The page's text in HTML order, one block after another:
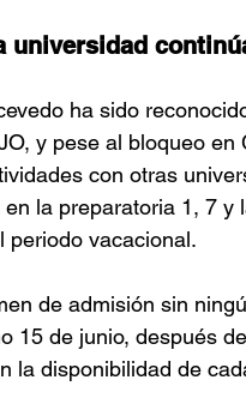
universidad
ha sido
y pese al bloqueo
con otras
la preparatoria 1, 7
periodo vacacional.
de admisión sin
15 de junio, después
la disponibilidad de